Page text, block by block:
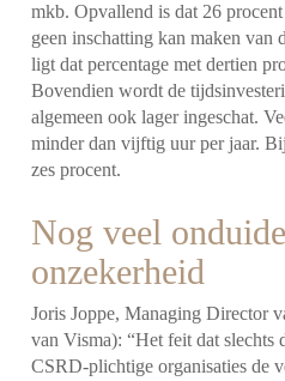
mkb. Opvallend is dat 26
geen inschatting kan maken van
ligt dat percentage met dertien
Bovendien wordt de
algemeen ook lager ingeschat.
minder dan vijftig uur per jaar.
zes procent.
Nog veel
onzekerheid
Joris Joppe, Managing Director
van Visma): “Het feit dat slechts
CSRD-plichtige organisaties de